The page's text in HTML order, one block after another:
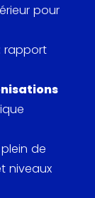
pour
: rapport
plein de
niveaux